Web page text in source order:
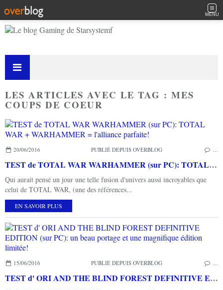
MENU
LES ARTICLES AVEC LE TAG : MES
COUPS DE COEUR
20/06/2016 PUBLIÉ DEPUIS OVERBLOG
TEST de TOTAL WAR WARHAMMER (sur PC): TOTAL WAR + WARHAMMER = l'alliance parfaite!
Qui aurait pensé un jour une telle fusion d'univers aussi incroyables que
celui de TOTAL WAR, (une des références...
EN SAVOIR PLUS
15/06/2016 PUBLIÉ DEPUIS OVERBLOG
TEST d' ORI AND THE BLIND FOREST DEFINITIVE EDITION (sur PC): un beau portage et une magnifique édition limitée!